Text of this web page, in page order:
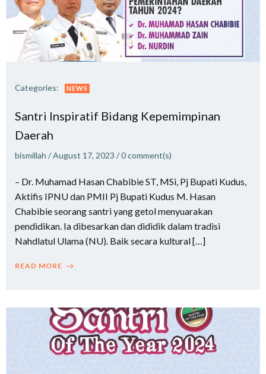
Categories: NEWS
Santri Inspiratif Bidang Kepemimpinan
Daerah
bismillah /August 17, 2023 /0comment(s)
– Dr. Muhamad Hasan Chabibie ST, MSi, Pj Bupati Kudus,
Aktifis IPNU dan PMII Pj Bupati Kudus M. Hasan
Chabibie seorang santri yang getol menyuarakan
pendidikan. Ia dibesarkan dan dididik dalam tradisi
Nahdlatul Ulama (NU). Baik secara kultural […]
READ MORE